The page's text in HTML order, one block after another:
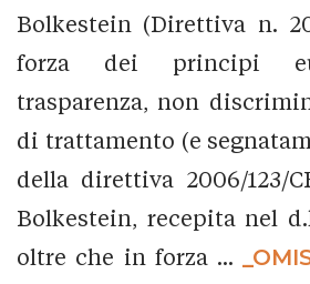
Bolkestein (Direttiva n.
forza dei principi
trasparenza, non
di trattamento (e
della direttiva 2006/123/
Bolkestein, recepita nel
oltre che in forza ...